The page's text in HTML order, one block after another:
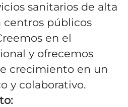
sanitarios de alta
centros públicos
en el
y ofrecemos
crecimiento en un
y colaborativo.